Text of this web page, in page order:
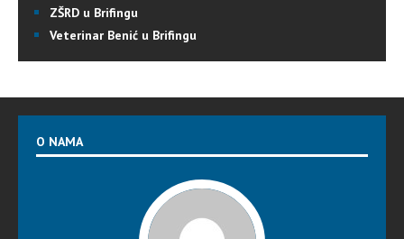
ZŠRD u Brifingu
Veterinar Benić u Brifingu
O NAMA